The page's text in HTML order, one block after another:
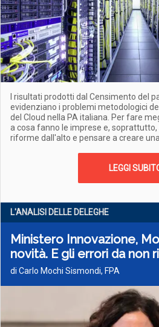
I risultati prodotti dal Censimento del
evidenziano i problemi metodologici
del Cloud nella PA italiana. Per fare
a cosa fanno le imprese e,
riforme dall'alto e pensare a creare
LEGGI
L'ANALISI DELLE DELEGHE
Ministero Innovazione,
novità. E gli errori da non
di Carlo Mochi Sismondi, FPA